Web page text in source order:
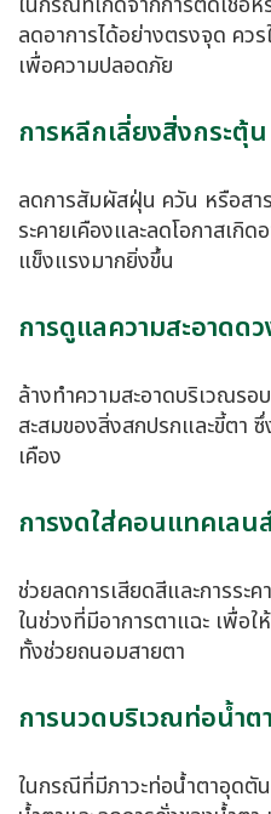
ลดอาการได้อย่างตรงจุด คว
เพื่อความปลอดภัย
การหลีกเลี่ยงสิ่งกระตุ้น
ลดการสัมผัสฝุ่น ควัน หรือส
ระคายเคืองและลดโอกาสเกิ
แข็งแรงมากยิ่งขึ้น
การดูแลความสะอาดด
ล้างทำความสะอาดบริเวณร
สะสมของสิ่งสกปรกและขี้ตา ซึ่
เคือง
การงดใส่คอนแทคเลน
ช่วยลดการเสียดสีและการระ
ในช่วงที่มีอาการตาแฉะ เพื่อ
ทั้งช่วยถนอมสายตา
การนวดบริเวณท่อน้ำตา
ในกรณีที่มีภาวะท่อน้ำตาอุดตัน